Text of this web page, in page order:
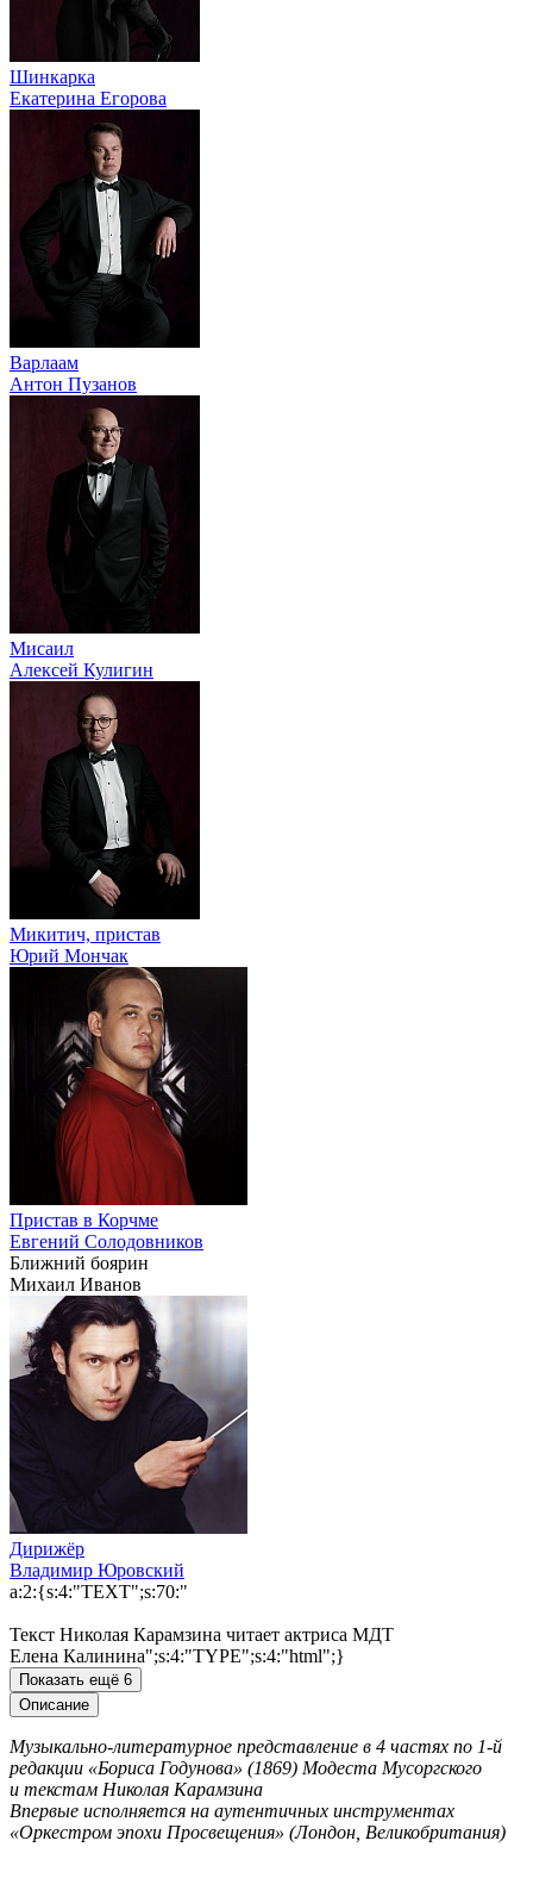
Шинкарка
Екатерина Егорова
Варлаам
Антон Пузанов
Мисаил
Алексей Кулигин
Микитич, пристав
Юрий Мончак
Пристав в Корчме
Евгений Солодовников
Ближний боярин
Михаил Иванов
Дирижёр
Владимир Юровский
a:2:{s:4:"TEXT";s:70:"
Текст Николая Карамзина читает актриса МДТ
Елена Калинина";s:4:"TYPE";s:4:"html";}
Показать ещё 6
Описание
Музыкально-литературное представление в 4 частях по 1-й
редакции «Бориса Годунова» (1869) Модеста Мусоргского
и текстам Николая Карамзина
Впервые исполняется на аутентичных инструментах
«Оркестром эпохи Просвещения» (Лондон, Великобритания)